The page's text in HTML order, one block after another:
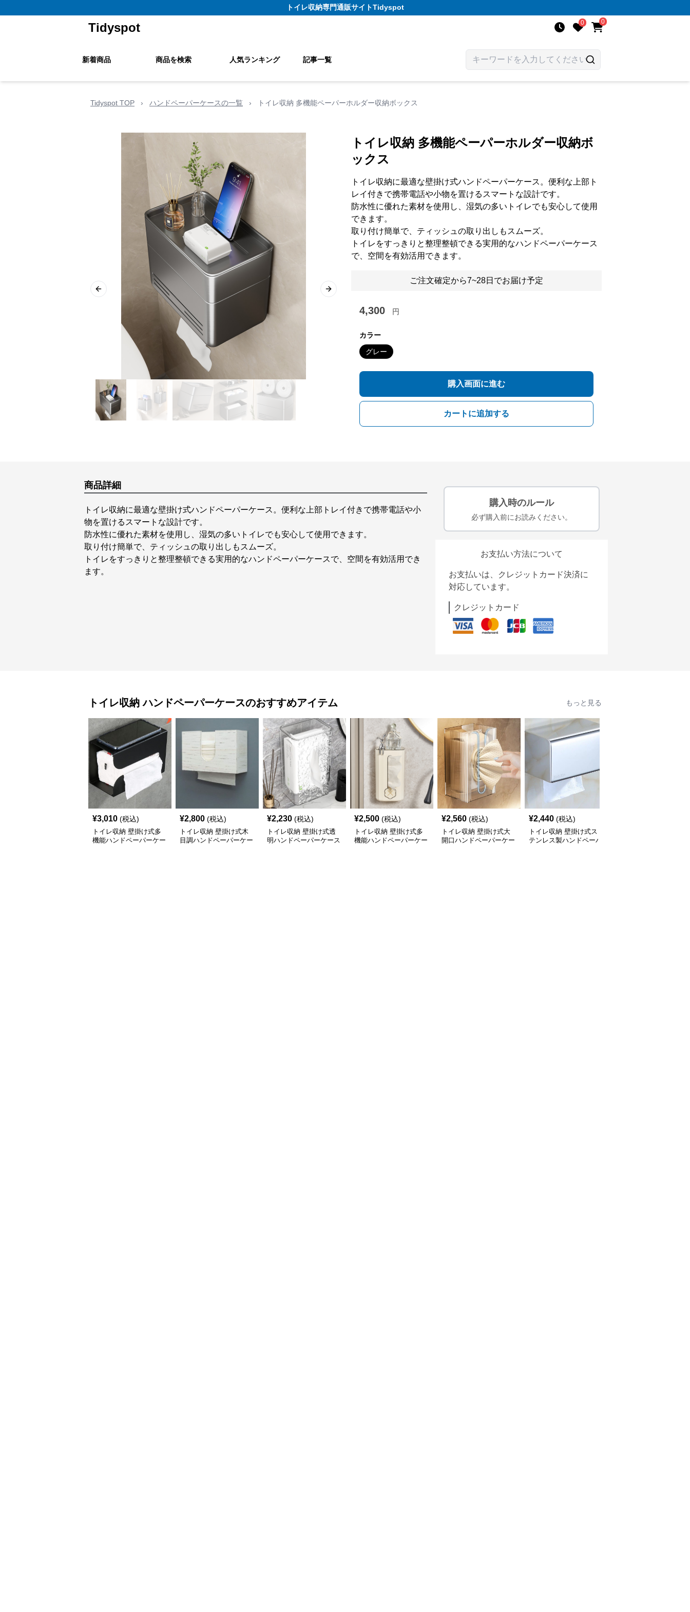
トイレ収納専門通販サイトTidyspot
Tidyspot 0 0
新着商品 商品を検索 人気ランキング 記事一覧
Tidyspot TOP › ハンドペーパーケースの一覧 › トイレ収納 多機能ペーパーホルダー収納ボックス
Previous slide Next slide
トイレ収納 多機能ペーパーホルダー収納ボ
ックス
トイレ収納に最適な壁掛け式ハンドペーパーケース。便利な上部ト
レイ付きで携帯電話や小物を置けるスマートな設計です。
防水性に優れた素材を使用し、湿気の多いトイレでも安心して使用
できます。
取り付け簡単で、ティッシュの取り出しもスムーズ。
トイレをすっきりと整理整頓できる実用的なハンドペーパーケース
で、空間を有効活用できます。
ご注文確定から7~28日でお届け予定
4,300 円
カラー
グレー
購入画面に進む
カートに追加する
商品詳細
トイレ収納に最適な壁掛け式ハンドペーパーケース。便利な上部トレイ付きで携帯電話や小
物を置けるスマートな設計です。
防水性に優れた素材を使用し、湿気の多いトイレでも安心して使用できます。
取り付け簡単で、ティッシュの取り出しもスムーズ。
トイレをすっきりと整理整頓できる実用的なハンドペーパーケースで、空間を有効活用でき
ます。
購入時のルール
必ず購入前にお読みください。
お支払い方法について
お支払いは、クレジットカード決済に
対応しています。
クレジットカード
トイレ収納 ハンドペーパーケースのおすすめアイテム もっと見る
¥3,010 (税込)
トイレ収納 壁掛け式多
機能ハンドペーパーケー
¥2,800 (税込)
トイレ収納 壁掛け式木
目調ハンドペーパーケー
¥2,230 (税込)
トイレ収納 壁掛け式透
明ハンドペーパーケース
¥2,500 (税込)
トイレ収納 壁掛け式多
機能ハンドペーパーケー
¥2,560 (税込)
トイレ収納 壁掛け式大
開口ハンドペーパーケー
¥2,440 (税込)
トイレ収納 壁掛け式ス
テンレス製ハンドペーパ